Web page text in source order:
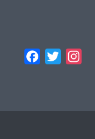
Facebook
Twitter